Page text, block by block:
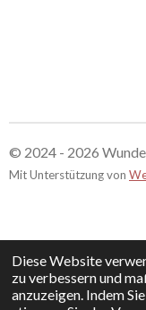
Diese Website
zu verbessern und
anzuzeigen. Indem
© 2024 - 2026
Mit Unterstützung von